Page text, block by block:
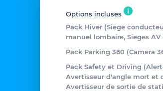
Options incluses
Pack Hiver (Siege
manuel lombaire, Sieges
Pack Parking 360 (Camera
Pack Safety et Driving
Avertisseur d'angle mort et
Avertisseur de sortie de